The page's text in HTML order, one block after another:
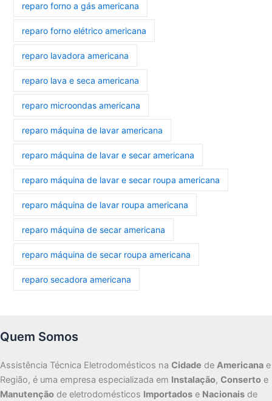
reparo forno a gás americana
reparo forno elétrico americana
reparo lavadora americana
reparo lava e seca americana
reparo microondas americana
reparo máquina de lavar americana
reparo máquina de lavar e secar americana
reparo máquina de lavar e secar roupa americana
reparo máquina de lavar roupa americana
reparo máquina de secar americana
reparo máquina de secar roupa americana
reparo secadora americana
Quem Somos
Assistência Técnica Eletrodomésticos na Cidade de Americana e
Região, é uma empresa especializada em Instalação, Conserto e
Manutenção de eletrodomésticos Importados e Nacionais de